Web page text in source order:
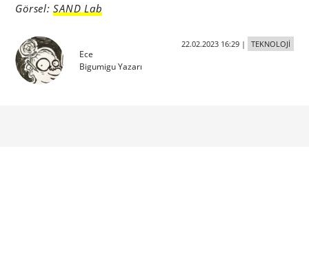
Görsel:SAND Lab
Ece
Bigumigu Yazarı
22.02.2023 16:29| TEKNOLOJİ